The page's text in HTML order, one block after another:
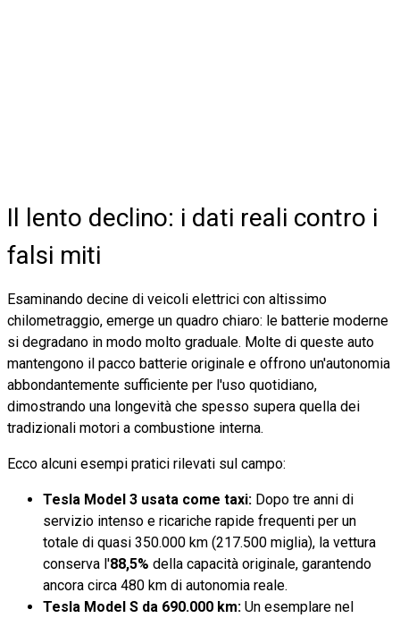
Il lento declino: i dati reali contro i
falsi miti
Esaminando decine di veicoli elettrici con altissimo
chilometraggio, emerge un quadro chiaro: le batterie moderne
si degradano in modo molto graduale. Molte di queste auto
mantengono il pacco batterie originale e offrono un'autonomia
abbondantemente sufficiente per l'uso quotidiano,
dimostrando una longevità che spesso supera quella dei
tradizionali motori a combustione interna.
Ecco alcuni esempi pratici rilevati sul campo:
Tesla Model 3 usata come taxi: Dopo tre anni di
servizio intenso e ricariche rapide frequenti per un
totale di quasi 350.000 km (217.500 miglia), la vettura
conserva l'88,5% della capacità originale, garantendo
ancora circa 480 km di autonomia reale.
Tesla Model S da 690.000 km: Un esemplare nel